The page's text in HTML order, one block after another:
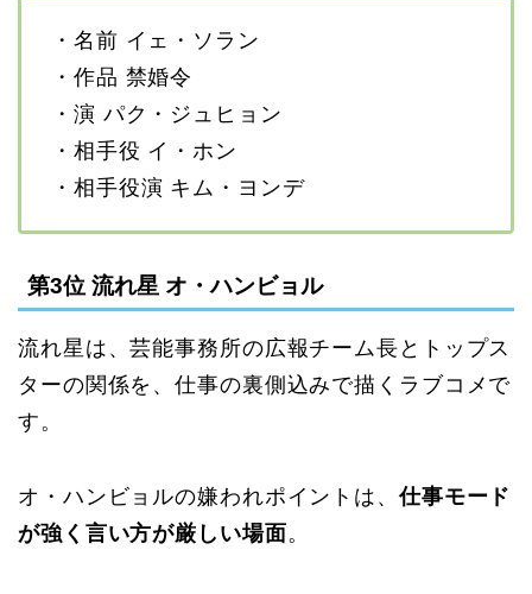
・名前 イェ・ソラン
・作品 禁婚令
・演 パク・ジュヒョン
・相手役 イ・ホン
・相手役演 キム・ヨンデ
第3位 流れ星 オ・ハンビョル
流れ星は、芸能事務所の広報チーム長とトップス
ターの関係を、仕事の裏側込みで描くラブコメで
す。
オ・ハンビョルの嫌われポイントは、仕事モード
が強く言い方が厳しい場面。